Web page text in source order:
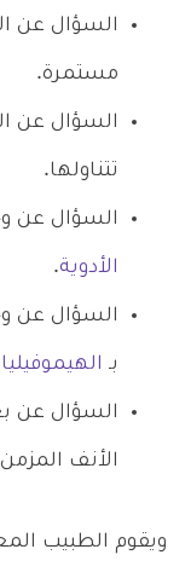
السؤال عن
مستمرة.
السؤال عن
تتناولها.
السؤال عن
الأدوية.
السؤال عن
بـ الهيموفيليا
السؤال عن
الأنف
ويقوم الطبيب